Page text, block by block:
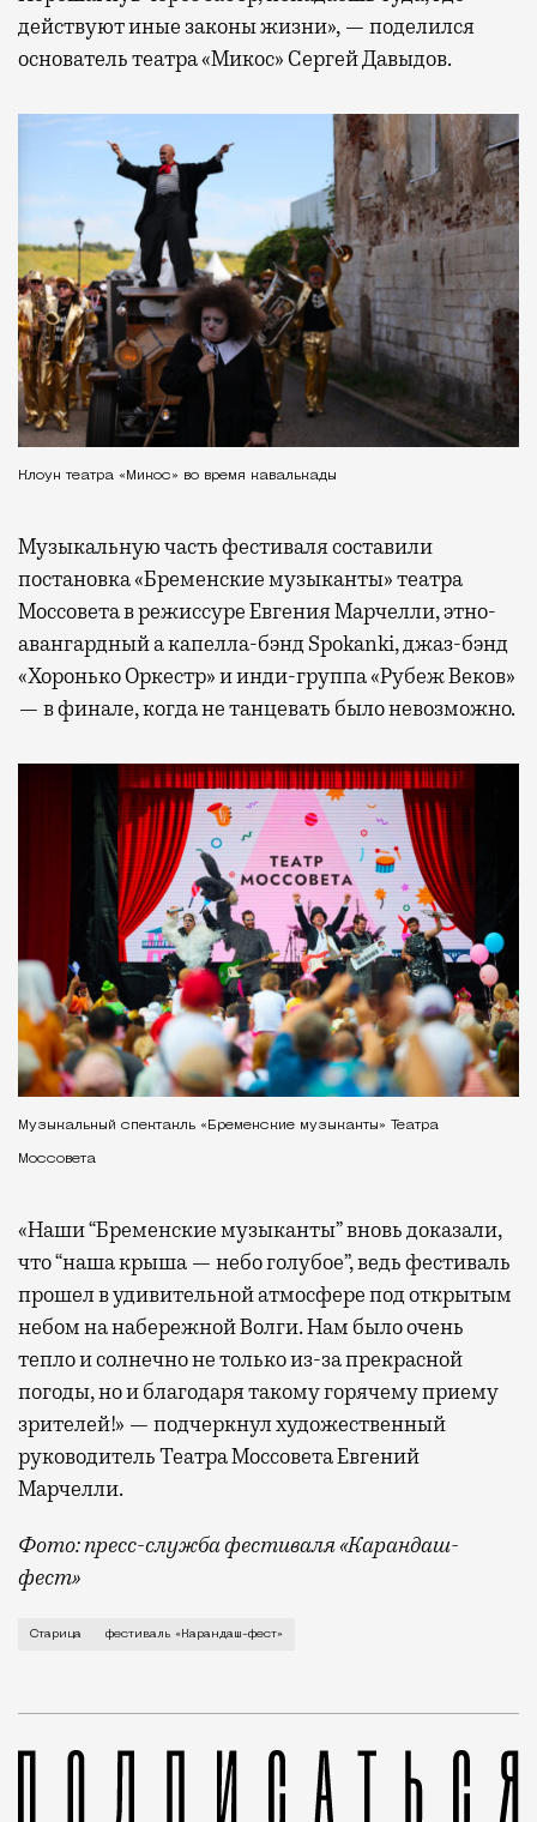
действуют иные законы жизни», — поделился
основатель театра «Микос» Сергей Давыдов.
Клоун театра «Микос» во время кавалькады
Музыкальную часть фестиваля составили
постановка «Бременские музыканты» театра
Моссовета в режиссуре Евгения Марчелли, этно-
авангардный а капелла-бэнд Spokanki, джаз-бэнд
«Хоронько Оркестр» и инди-группа «Рубеж Веков»
— в финале, когда не танцевать было невозможно.
Музыкальный спектакль «Бременские музыканты» Театра
Моссовета
«Наши “Бременские музыканты” вновь доказали,
что “наша крыша — небо голубое”, ведь фестиваль
прошел в удивительной атмосфере под открытым
небом на набережной Волги. Нам было очень
тепло и солнечно не только из-за прекрасной
погоды, но и благодаря такому горячему приему
зрителей!» — подчеркнул художественный
руководитель Театра Моссовета Евгений
Марчелли.
Фото: пресс-служба фестиваля «Карандаш-
фест»
В минувший уикенд маленькая Старица в
Старица фестиваль «Карандаш-фест»